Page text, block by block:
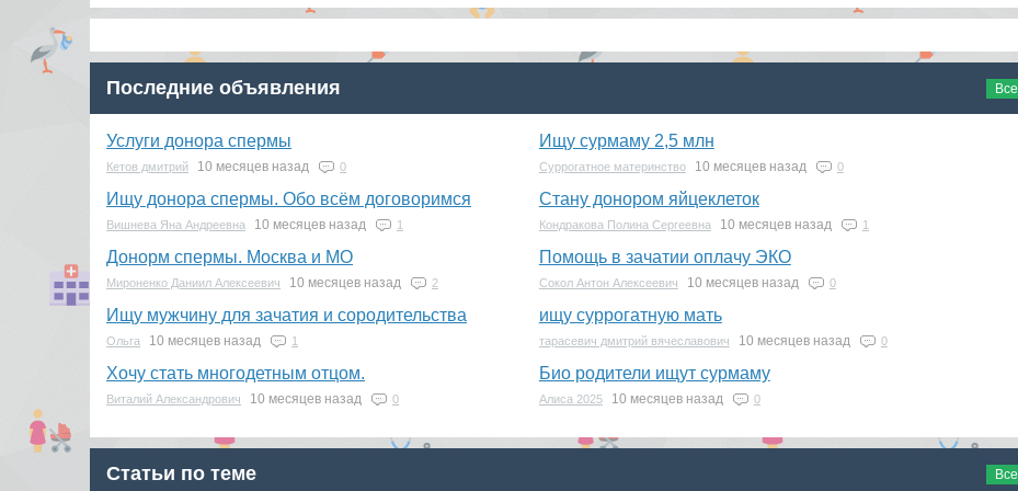
Последние объявления Все
Услуги донора спермы
Кетов дмитрий 10 месяцев назад 0
Ищу сурмаму 2,5 млн
Суррогатное материнство 10 месяцев назад 0
Ищу донора спермы. Обо всём договоримся
Вишнева Яна Андреевна 10 месяцев назад 1
Стану донором яйцеклеток
Кондракова Полина Сергеевна 10 месяцев назад 1
Донорм спермы. Москва и МО
Мироненко Даниил Алексеевич 10 месяцев назад 2
Помощь в зачатии оплачу ЭКО
Сокол Антон Алексеевич 10 месяцев назад 0
Ищу мужчину для зачатия и сородительства
Ольга 10 месяцев назад 1
ищу суррогатную мать
тарасевич дмитрий вячеславович 10 месяцев назад 0
Хочу стать многодетным отцом.
Виталий Александрович 10 месяцев назад 0
Био родители ищут сурмаму
Алиса 2025 10 месяцев назад 0
Статьи по теме Все